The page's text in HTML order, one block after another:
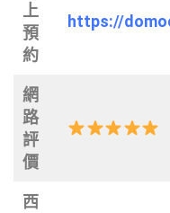
上
預
約
https://
網
路
評
價
西